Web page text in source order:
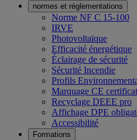
normes et réglementations
Norme NF C 15-100
IRVE
Photovoltaïque
Efficacité énergétique
Éclairage de sécurité
Sécurité Incendie
Profils
Marquage CE
Recyclage DEEE pro
Affichage DPE
Accessibilité
Formations